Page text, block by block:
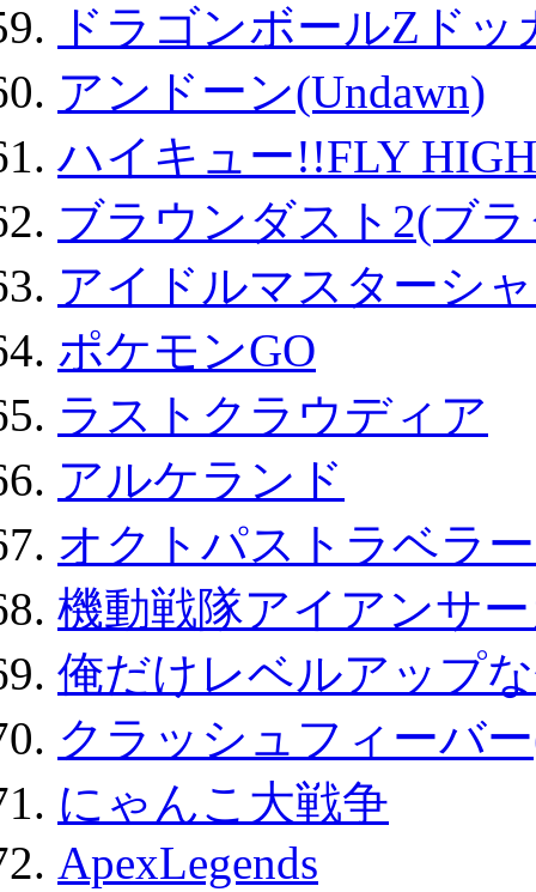
ドラゴンボールZド
アンドーン(Undawn)
ハイキュー!!FLY HIGH
ブラウンダスト2(ブ
アイドルマスターシ
ポケモンGO
ラストクラウディア
アルケランド
オクトパストラベラ
機動戦隊アイアンサ
俺だけレベルアップ
クラッシュフィーバ
にゃんこ大戦争
ApexLegends